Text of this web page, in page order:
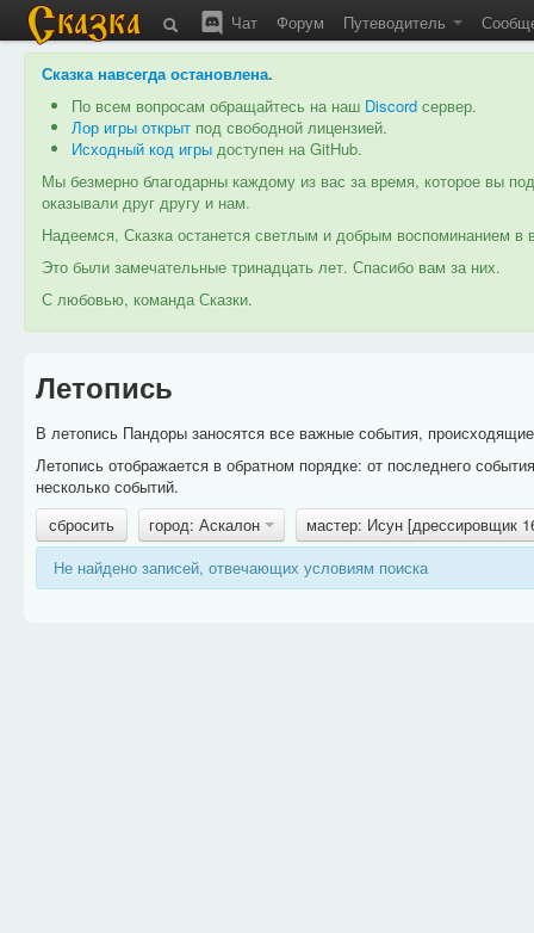
Чат Форум Путеводитель
Сказка навсегда остановлена.
По всем вопросам обращайтесь на наш Discord сервер.
Лор игры открыт под свободной лицензией.
Исходный код игры доступен на GitHub.
Мы безмерно благодарны каждому из вас за время, которое вы
оказывали друг другу и нам.
Надеемся, Сказка останется светлым и добрым воспоминанием
Это были замечательные тринадцать лет. Спасибо вам за них.
С любовью, команда Сказки.
Летопись
В летопись Пандоры заносятся все важные события,
Летопись отображается в обратном порядке: от последнего
несколько событий.
сбросить
город: Аскалон
мастер: Исун [дрессировщик
Не найдено записей, отвечающих условиям поиска